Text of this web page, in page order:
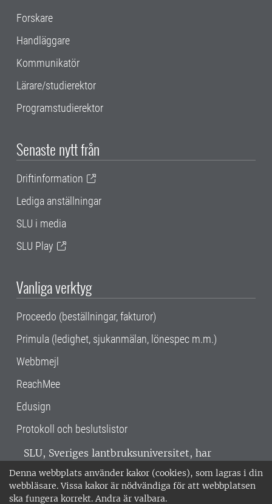
Denna webbplats använder kakor (cookies), som lagras i din
webbläsare. Vissa kakor är nödvändiga för att webbplatsen
ska fungera korrekt. Andra är valbara.
Forskare
Handläggare
Kommunikatör
Lärare/studierektor
Programstudierektor
Senaste nytt från
Driftinformation
Lediga anställningar
SLU i media
SLU Play
Vanliga verktyg
Proceedo (beställningar, fakturor)
Primula (ledighet, sjukanmälan, lönespec m.m.)
Webbmejl
ReachMee
Edusign
Protokoll och beslutslistor
SLU, Sveriges lantbruksuniversitet, har
verksamhet över hela Sverige. Huvudorter är
Alnarp, Uppsala och Umeå.SLU är
miljöcertifierat enligt ISO 14001. •